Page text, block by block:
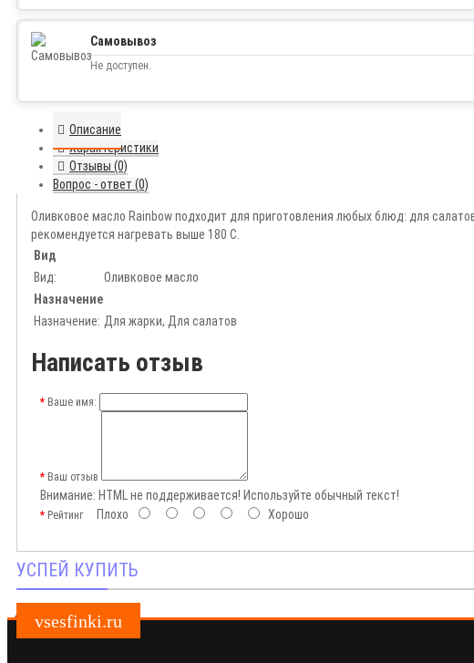
Самовывоз
Не доступен.
Описание
Характеристики
Отзывы (0)
Вопрос - ответ (0)
Оливковое масло Rainbow подходит для приготовления любых блюд: для
рекомендуется нагревать выше 180 С.
Вид
Вид:
Оливковое масло
Назначение
Назначение: Для жарки, Для салатов
Написать отзыв
Ваше имя:
Ваш отзыв
Внимание: HTML не поддерживается! Используйте обычный текст!
РейтингПлохо Хорошо
УСПЕЙ КУПИТЬ
vsesfinki.ru